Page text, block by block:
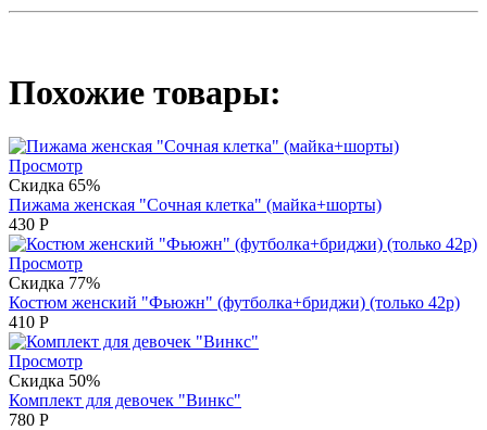
Похожие товары:
Просмотр
Скидка 65%
Пижама женская "Сочная клетка" (майка+шорты)
430 Р
Просмотр
Скидка 77%
Костюм женский "Фьюжн" (футболка+бриджи) (только 42р)
410 Р
Просмотр
Скидка 50%
Комплект для девочек "Винкс"
780 Р